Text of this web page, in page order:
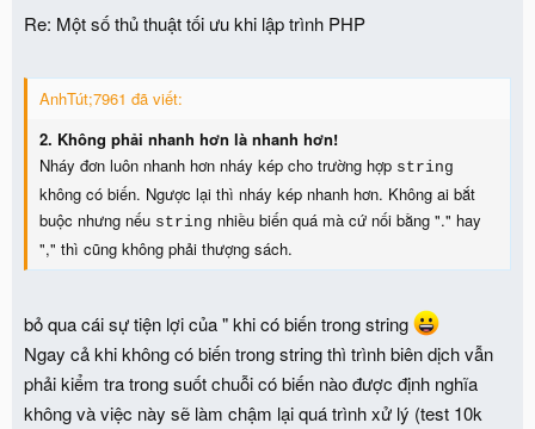
Re: Một số thủ thuật tối ưu khi lập trình PHP
AnhTút;7961 đã viết:
2. Không phải nhanh hơn là nhanh hơn!
Nháy đơn luôn nhanh hơn nháy kép cho trường hợp string
không có biến. Ngược lại thì nháy kép nhanh hơn. Không ai bắt
buộc nhưng nếu string nhiều biến quá mà cứ nối bằng "." hay
"," thì cũng không phải thượng sách.
bỏ qua cái sự tiện lợi của " khi có biến trong string
Ngay cả khi không có biến trong string thì trình biên dịch vẫn
phải kiểm tra trong suốt chuỗi có biến nào được định nghĩa
không và việc này sẽ làm chậm lại quá trình xử lý (test 10k